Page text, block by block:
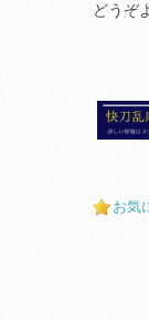
どうぞ
お気